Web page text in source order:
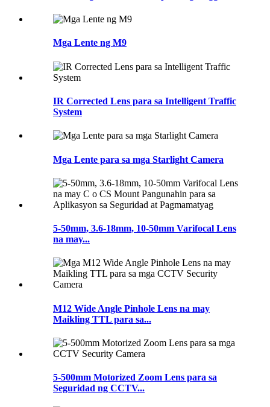
Mga Lente ng M9
IR Corrected Lens para sa Intelligent Traffic
System
Mga Lente para sa mga Starlight Camera
5-50mm, 3.6-18mm, 10-50mm Varifocal Lens
na may...
M12 Wide Angle Pinhole Lens na may
Maikling TTL para sa...
5-500mm Motorized Zoom Lens para sa
Seguridad ng CCTV...